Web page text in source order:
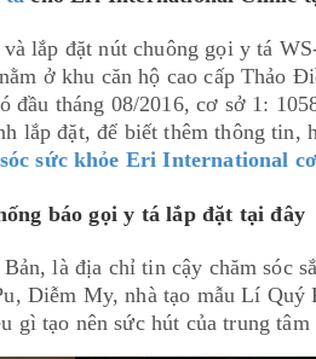
lắp đặt nút chuông gọi y tá
ở khu căn hộ cao cấp Thảo
tháng 08/2016, cơ sở 1:
lắp đặt, để biết thêm thông tin,
sức khỏe Eri International
báo gọi y tá lắp đặt tại đây
là địa chỉ tin cậy chăm sóc
Diễm My, nhà tạo mẫu Lí Quý
tạo nên sức hút của trung tâm